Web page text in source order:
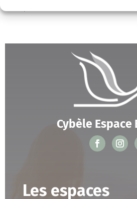
Cybèle Espace
Les espaces